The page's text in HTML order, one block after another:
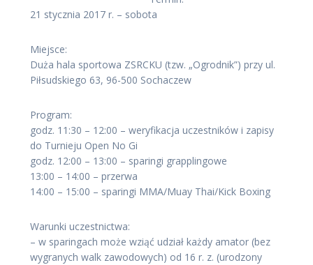
21 stycznia 2017 r. – sobota
Miejsce:
Duża hala sportowa ZSRCKU (tzw. „Ogrodnik”) przy ul.
Piłsudskiego 63, 96-500 Sochaczew
Program:
godz. 11:30 – 12:00 – weryfikacja uczestników i zapisy
do Turnieju Open No Gi
godz. 12:00 – 13:00 – sparingi grapplingowe
13:00 – 14:00 – przerwa
14:00 – 15:00 – sparingi MMA/Muay Thai/Kick Boxing
Warunki uczestnictwa:
– w sparingach może wziąć udział każdy amator (bez
wygranych walk zawodowych) od 16 r. z. (urodzony